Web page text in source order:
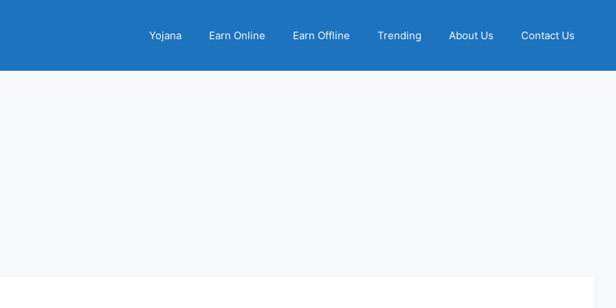
Yojana Earn Online Earn Offline Trending About Us Contact Us